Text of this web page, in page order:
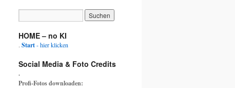
HOME – no KI
. Start- hier klicken
Social Media & Foto Credits
.
Profi-Fotos downloaden: